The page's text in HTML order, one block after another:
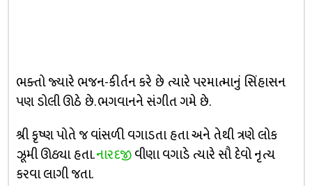
ભક્તો જ્યારે ભજન-કીર્તન કરે છે ત્યારે પરમાત્માનું સિંહાસન
પણ ડોલી ઊઠે છે. ભગવાનને સંગીત ગમે છે.
શ્રી કૃષ્ણ પોતે જ વાંસળી વગાડતા હતા અને તેથી ત્રણે લોક
ઝૂમી ઊઠ્યા હતા.નારદજીવીણા વગાડે ત્યારે સૌ દેવો નૃત્ય
કરવા લાગી જતા.